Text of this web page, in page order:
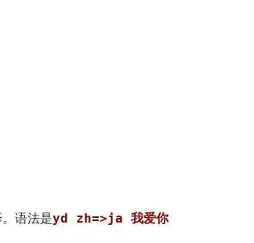
语法是yd zh=>ja 我爱你